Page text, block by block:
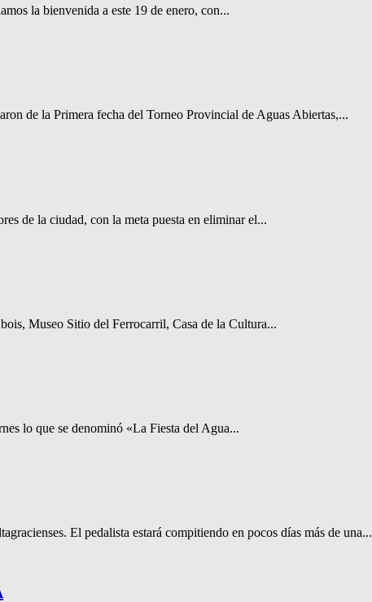
la bienvenida a este 19 de enero, con...
de la Primera fecha del Torneo Provincial de Aguas Abiertas,...
de la ciudad, con la meta puesta en eliminar el...
Museo Sitio del Ferrocarril, Casa de la Cultura...
lo que se denominó «La Fiesta del Agua...
El pedalista estará compitiendo en pocos días más de una...